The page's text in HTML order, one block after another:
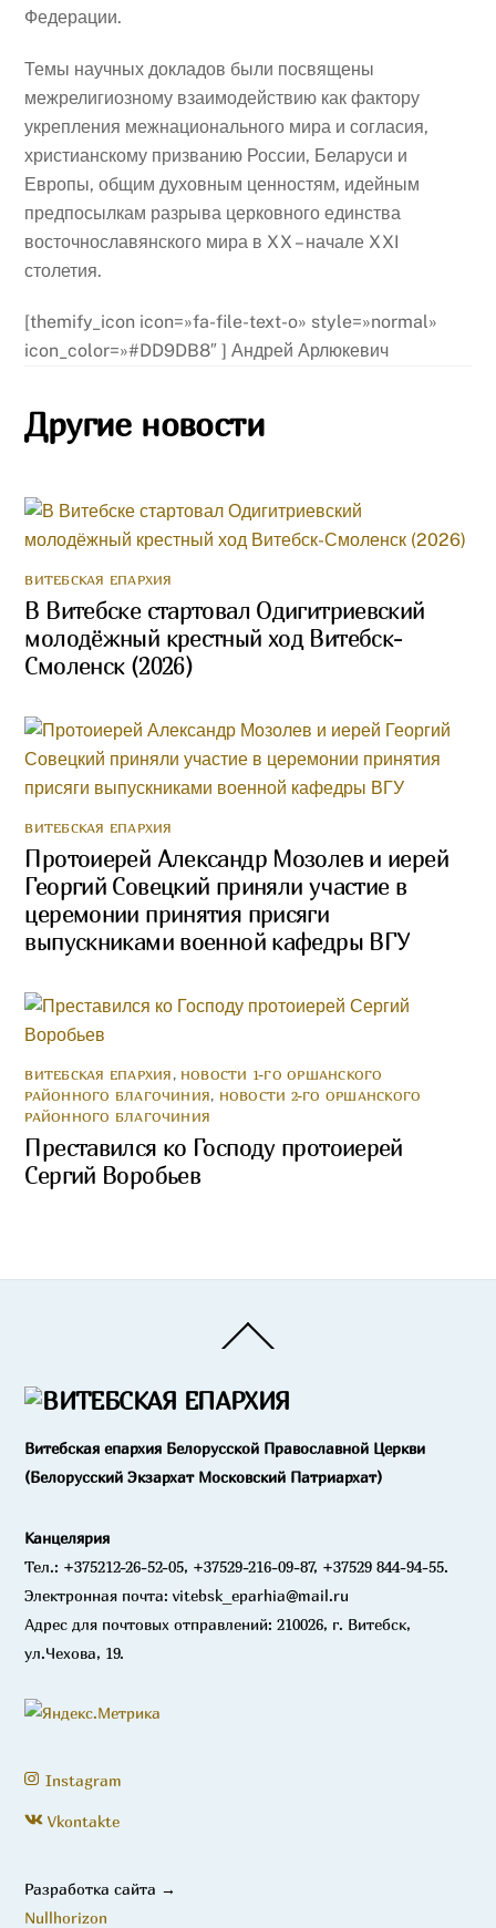
Федерации.
Темы научных докладов были посвящены
межрелигиозному взаимодействию как фактору
укрепления межнационального мира и согласия,
христианскому призванию России, Беларуси и
Европы, общим духовным ценностям, идейным
предпосылкам разрыва церковного единства
восточнославянского мира в XX – начале XXI
столетия.
[themify_icon icon=»fa-file-text-o» style=»normal»
icon_color=»#DD9DB8″ ] Андрей Арлюкевич
Другие новости
ВИТЕБСКАЯ ЕПАРХИЯ
В Витебске стартовал Одигитриевский
молодёжный крестный ход Витебск-
Смоленск (2026)
ВИТЕБСКАЯ ЕПАРХИЯ
Протоиерей Александр Мозолев и иерей
Георгий Совецкий приняли участие в
церемонии принятия присяги
выпускниками военной кафедры ВГУ
ВИТЕБСКАЯ ЕПАРХИЯ, НОВОСТИ 1-ГО ОРШАНСКОГО
РАЙОННОГО БЛАГОЧИНИЯ, НОВОСТИ 2-ГО ОРШАНСКОГО
РАЙОННОГО БЛАГОЧИНИЯ
Преставился ко Господу протоиерей
Сергий Воробьев
To
Витебская епархия Белорусской Православной Церкви
(Белорусский Экзархат Московский Патриархат)
Канцелярия
Тел.: +375212-26-52-05, +37529-216-09-87, +37529 844-94-55.
Электронная почта: vitebsk_eparhia@mail.ru
Адрес для почтовых отправлений: 210026, г. Витебск,
ул.Чехова, 19.
Instagram
Vkontakte
Разработка сайта →
Nullhorizon